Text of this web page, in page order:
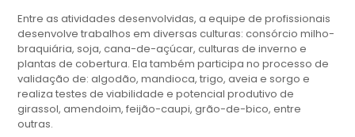
Entre as atividades desenvolvidas, a equipe de profissionais
desenvolve trabalhos em diversas culturas: consórcio milho-
braquiária, soja, cana-de-açúcar, culturas de inverno e
plantas de cobertura. Ela também participa no processo de
validação de: algodão, mandioca, trigo, aveia e sorgo e
realiza testes de viabilidade e potencial produtivo de
girassol, amendoim, feijão-caupi, grão-de-bico, entre
outras.